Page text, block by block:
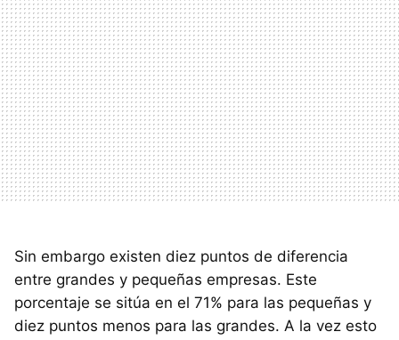
Sin embargo existen diez puntos de diferencia
entre grandes y pequeñas empresas. Este
porcentaje se sitúa en el 71% para las pequeñas y
diez puntos menos para las grandes. A la vez esto